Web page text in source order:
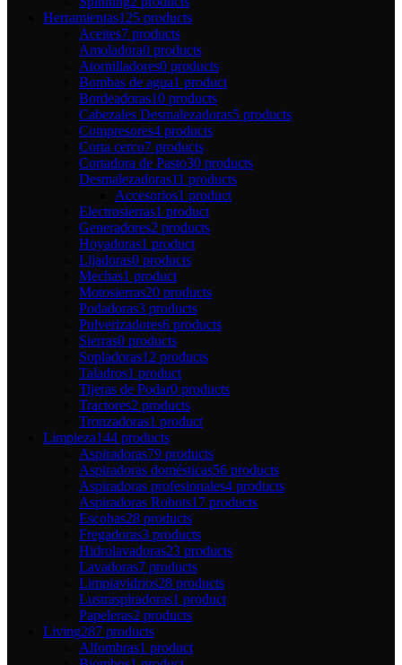
Herramientas125 products
Aceites7 products
Amoladora0 products
Atornilladores0 products
Bombas de agua1 product
Bordeadoras10 products
Cabezales Desmalezadoras5 products
Compresores4 products
Corta cerco7 products
Cortadora de Pasto30 products
Desmalezadoras11 products
Accesorios1 product
Electrosierras1 product
Generadores2 products
Hoyadoras1 product
Lijadoras0 products
Mechas1 product
Motosierras20 products
Podadoras3 products
Pulverizadores6 products
Sierras0 products
Sopladoras12 products
Taladros1 product
Tijeras de Podar0 products
Tractores2 products
Tronzadoras1 product
Limpieza144 products
Aspiradoras79 products
Aspiradoras domésticas56 products
Aspiradoras profesionales4 products
Aspiradoras Robots17 products
Escobas28 products
Fregadoras3 products
Hidrolavadoras23 products
Lavadoras7 products
Limpiavidrios28 products
Lustraspiradoras1 product
Papeleras2 products
Living287 products
Alfombras1 product